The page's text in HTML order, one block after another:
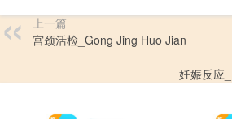
上一篇
宫颈活检_Gong Jing Huo Jian
妊娠反应